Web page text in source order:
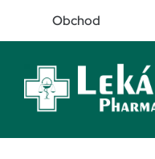
Obchod